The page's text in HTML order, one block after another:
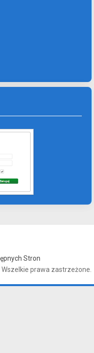
Stron
prawa zastrzeżone.